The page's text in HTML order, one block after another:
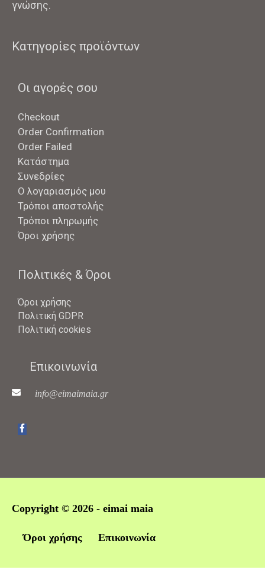
γνώσης.
Κατηγορίες προϊόντων
Οι αγορές σου
Checkout
Order Confirmation
Order Failed
Κατάστημα
Συνεδρίες
Ο λογαριασμός μου
Τρόποι αποστολής
Τρόποι πληρωμής
Όροι χρήσης
Πολιτικές & Όροι
Όροι χρήσης
Πολιτική GDPR
Πολιτική cookies
Επικοινωνία
info@eimaimaia.gr
Copyright © 2026 - eimai maia
Όροι χρήσης Επικοινωνία